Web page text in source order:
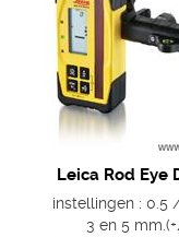
Leica Rod Eye
instellingen : 0.5
3 en 5